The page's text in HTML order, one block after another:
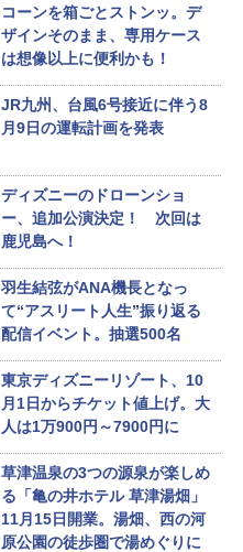
コーンを箱ごとストンッ。デ
ザインそのまま、専用ケース
は想像以上に便利かも！
JR九州、台風6号接近に伴う8
月9日の運転計画を発表
ディズニーのドローンショ
ー、追加公演決定！ 次回は
鹿児島へ！
羽生結弦がANA機長となっ
て“アスリート人生”振り返る
配信イベント。抽選500名
東京ディズニーリゾート、10
月1日からチケット値上げ。大
人は1万900円～7900円に
草津温泉の3つの源泉が楽しめ
る「亀の井ホテル 草津湯畑」
11月15日開業。湯畑、西の河
原公園の徒歩圏で湯めぐりに